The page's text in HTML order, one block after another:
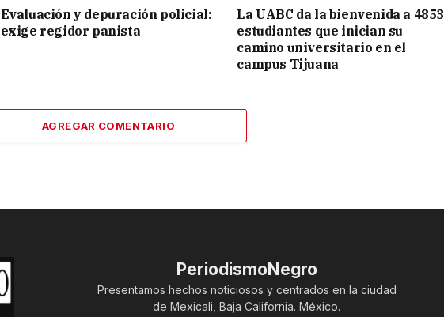
Evaluación y depuración policial:
exige regidor panista
La UABC da la bienvenida a 4853
estudiantes que inician su
camino universitario en el
campus Tijuana
AGREGAR COMENTARIO
PeriodismoNegro
Presentamos hechos noticiosos y centrados en la ciudad
de Mexicali, Baja California. México.